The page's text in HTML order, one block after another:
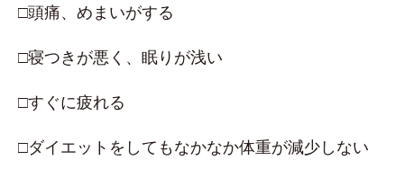
□頭痛、めまいがする
□寝つきが悪く、眠りが浅い
□すぐに疲れる
□ダイエットをしてもなかなか体重が減少しない